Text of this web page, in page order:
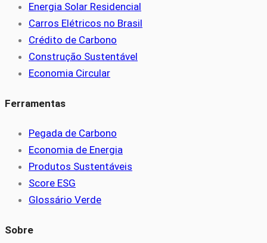
Energia Solar Residencial
Carros Elétricos no Brasil
Crédito de Carbono
Construção Sustentável
Economia Circular
Ferramentas
Pegada de Carbono
Economia de Energia
Produtos Sustentáveis
Score ESG
Glossário Verde
Sobre